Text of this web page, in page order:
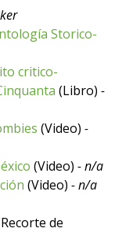
Storico-
critico-
(Libro) -
(Video) -
(Video) - n/a
(Video) - n/a
de